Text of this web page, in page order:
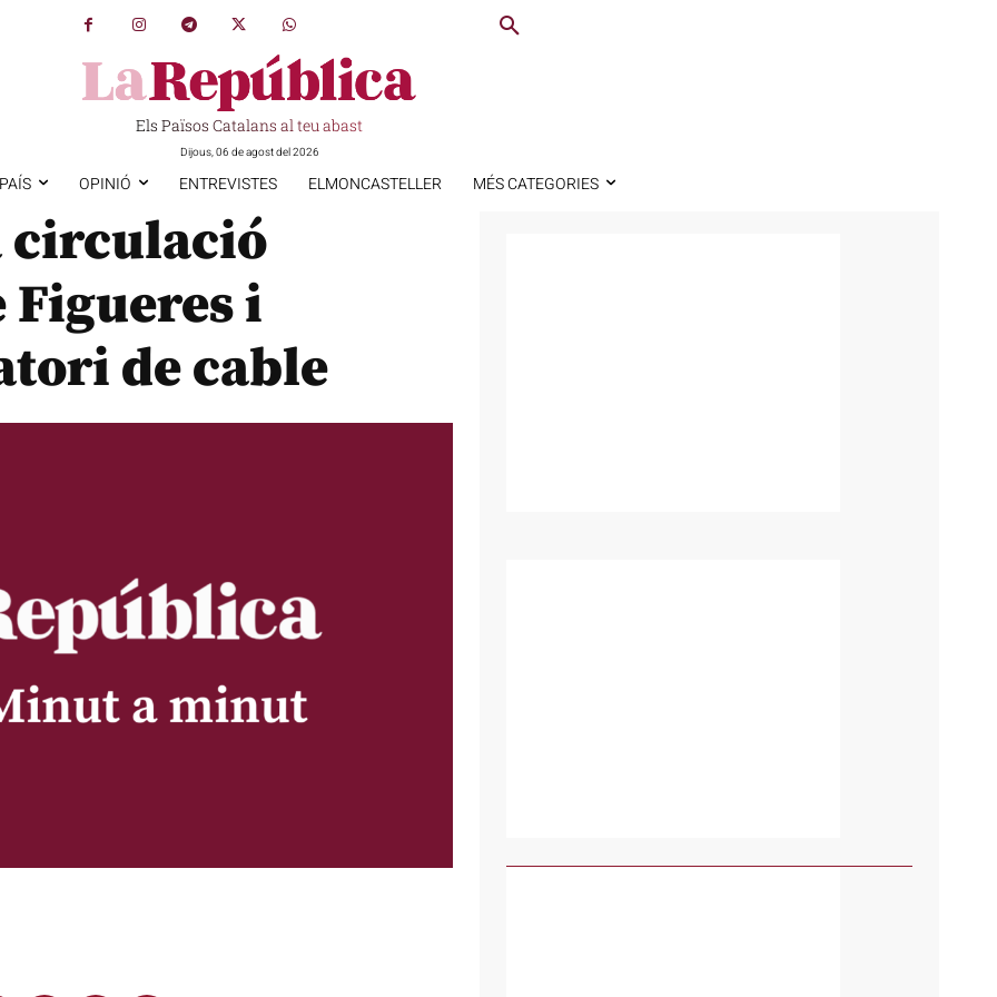
Els Països Catalans al teu abast
Dijous, 06 de agost del 2026
OPINIÓ ENTREVISTES ELMONCASTELLER MÉS CATEGORIES
circulació
i
de cable